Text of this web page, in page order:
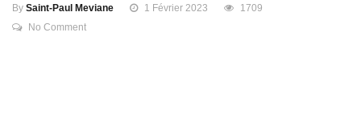
By Saint-Paul Meviane 1 Février 2023
1709
No Comment